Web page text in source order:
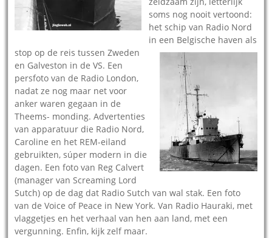
soms nog nooit vertoond:
het schip van Radio Nord
in een Belgische havenals
stop op de reis tussen Zweden
en Galveston in de VS. Een
persfoto van de Radio London,
nadat ze nog maar net voor
anker waren gegaan in de
Theems- monding. Advertenties
van apparatuur die Radio Nord,
Caroline en het REM-eiland
gebruikten, súper modern in die
dagen. Een foto van Reg Calvert
(manager van Screaming Lord
Sutch) op de dag dat Radio Sutch van wal stak. Een foto
van de Voice of Peace in New York. Van Radio Hauraki, met
vlaggetjes en het verhaal van hen aan land, met een
vergunning. Enfin, kijk zelf maar.